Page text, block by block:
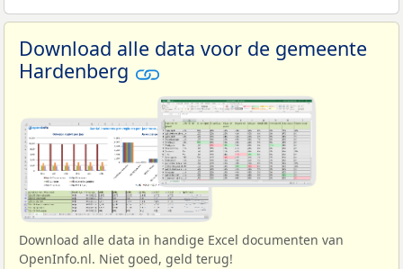
Download alle data voor de gemeente
Hardenberg
Download alle data in handige Excel documenten van
OpenInfo.nl. Niet goed, geld terug!